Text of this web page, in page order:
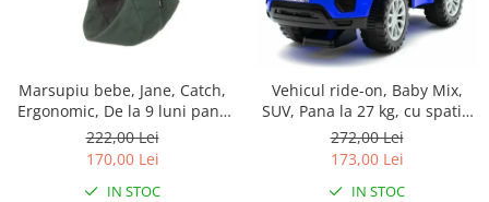
Marsupiu bebe, Jane, Catch,
Ergonomic, De la 9 luni pana
la 22 Kg, Botanic
222,00 Lei
170,00 Lei
IN STOC
Vehicul ride-on, Baby Mix,
SUV, Pana la 27 kg, cu spatiu
de depozitare, cu melodii, 12-
36 luni, Blue
272,00 Lei
173,00 Lei
IN STOC